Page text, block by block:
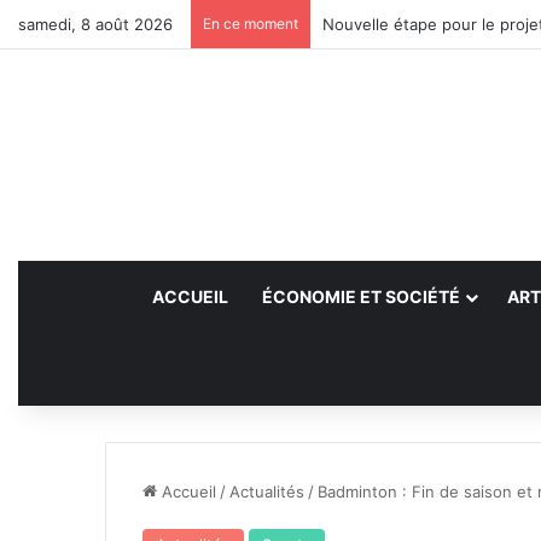
samedi, 8 août 2026 En ce moment Nouvelle étape pour le
ACCUEIL ÉCONOMIE ET SOCIÉTÉ
Accueil / Actualités / Badminton : Fin de saison et